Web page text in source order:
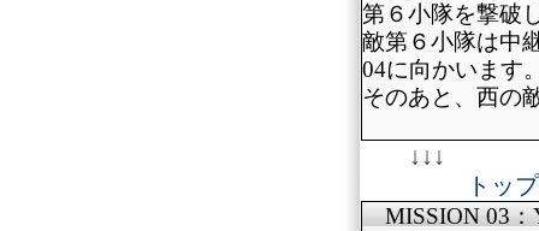
第６小隊を撃破
敵第６小隊は中
04に向かいます
そのあと、西の
↓↓↓
トッ
MISSION 03：